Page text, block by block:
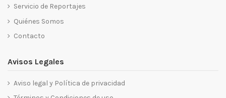
Servicio de Reportajes
Quiénes Somos
Contacto
Avisos Legales
Aviso legal y Política de privacidad